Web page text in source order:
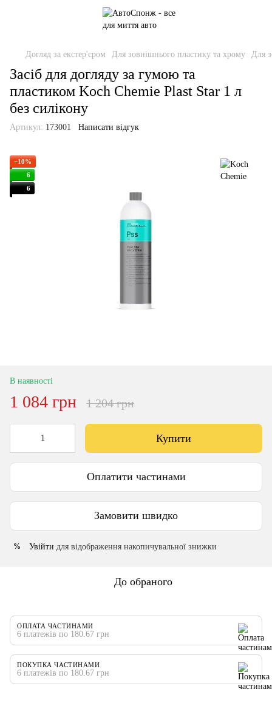
Догляд за екстер'єром Для зовнішнього пластику та хрому Для
Засіб для догляду за гумою та
пластиком Koch Chemie Plast Star 1 л
без силікону
Артикул: 173001 Написати відгук
−10%
6
6
В наявності
1 084 грн 1 204 грн
Купити
Оплатити частинами
Замовити швидко
% Увійти для відображення накопичувальної знижки
До обраного
ОПЛАТА ЧАСТИНАМИ
6 платежів по 180.67 грн
ПОКУПКА ЧАСТИНАМИ
6 платежів по 180.67 грн